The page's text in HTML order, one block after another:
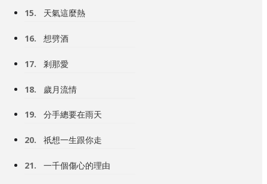
15. 天氣這麼熱
16. 想劈酒
17. 剎那愛
18. 歲月流情
19. 分手總要在雨天
20. 祇想一生跟你走
21. 一千個傷心的理由